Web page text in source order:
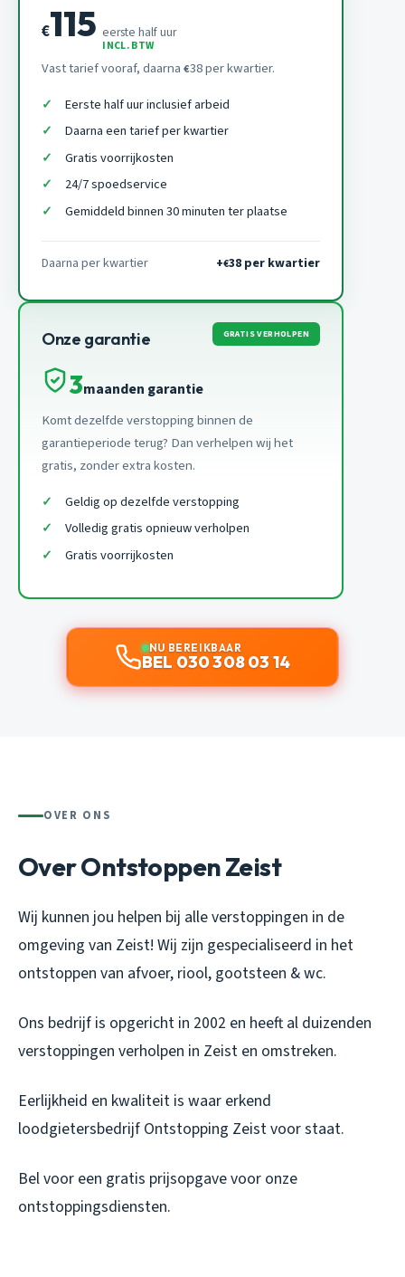
€115 eerste half uur
INCL. BTW
Vast tarief vooraf, daarna €38 per kwartier.
Eerste half uur inclusief arbeid
Daarna een tarief per kwartier
Gratis voorrijkosten
24/7 spoedservice
Gemiddeld binnen 30 minuten ter plaatse
Daarna per kwartier +€38 per kwartier
Onze garantie GRATIS VERHOLPEN
3maanden garantie
Komt dezelfde verstopping binnen de
garantieperiode terug? Dan verhelpen wij het
gratis, zonder extra kosten.
Geldig op dezelfde verstopping
Volledig gratis opnieuw verholpen
Gratis voorrijkosten
NU BEREIKBAAR
BEL 030 308 03 14
OVER ONS
Over Ontstoppen Zeist
Wij kunnen jou helpen bij alle verstoppingen in de
omgeving van Zeist! Wij zijn gespecialiseerd in het
ontstoppen van afvoer, riool, gootsteen & wc.
Ons bedrijf is opgericht in 2002 en heeft al duizenden
verstoppingen verholpen in Zeist en omstreken.
Eerlijkheid en kwaliteit is waar erkend
loodgietersbedrijf Ontstopping Zeist voor staat.
Bel voor een gratis prijsopgave voor onze
ontstoppingsdiensten.